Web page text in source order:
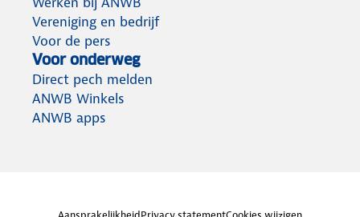
Vereniging en bedrijf
Voor de pers
Voor onderweg
Direct pech melden
ANWB Winkels
ANWB apps